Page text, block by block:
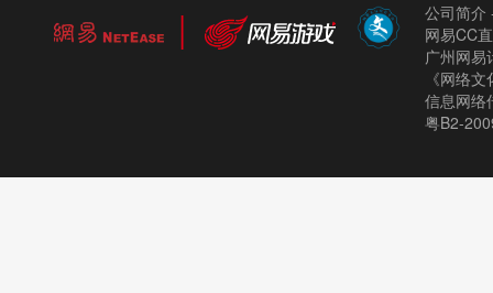
公司简介
网易CC
广州网
《网络
信息网络
粤B2-